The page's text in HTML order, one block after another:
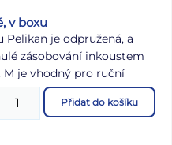
v boxu
Pelikan je odpružená, a
zásobování inkoustem
je vhodný pro ruční
Přidat do košíku